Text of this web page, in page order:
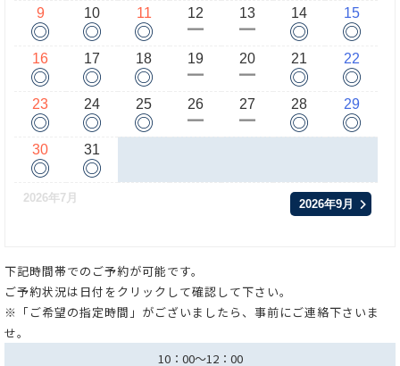
9
◎
10
◎
11
◎
12
ー
13
ー
14
◎
15
◎
16
◎
17
◎
18
◎
19
ー
20
ー
21
◎
22
◎
23
◎
24
◎
25
◎
26
ー
27
ー
28
◎
29
◎
30
◎
31
◎
2026年7月 2026年9月
下記時間帯でのご予約が可能です。
ご予約状況は日付をクリックして確認して下さい。
※「ご希望の指定時間」がございましたら、事前にご連絡下さいま
せ。
10：00～12：00